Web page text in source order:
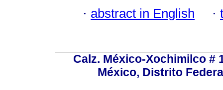
· abstract in English ·
Calz. México-Xochimilco #
México, Distrito